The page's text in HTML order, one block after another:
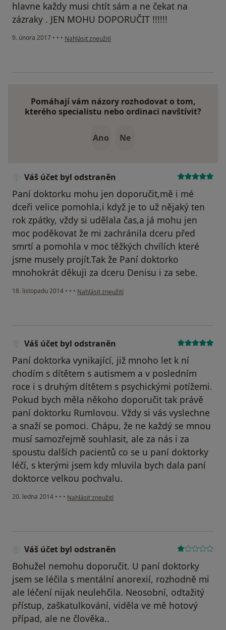
hlavne každy musi chtít sám a ne čekat na
zázraky . JEN MOHU DOPORUČIT !!!!!!
9. února 2017 • • • podle názoru uživatele Váš účet byl odstraněn
Nahlásit zneužití
Pomáhají vám názory rozhodovat o tom,
kterého specialistu nebo ordinaci navštívit?
Ano Ne
Váš účet byl odstraněn
Paní doktorku mohu jen doporučit,mě i mé
dceři velice pomohla,i když je to už nějaký ten
rok zpátky, vždy si udělala čas,a já mohu jen
moc poděkovat že mi zachránila dceru před
smrtí a pomohla v moc těžkých chvílích které
jsme musely projít.Tak že Paní doktorko
mnohokrát děkuji za dceru Denisu i za sebe.
18. listopadu 2014 • • • podle názoru uživatele Váš účet byl odstraněn
Nahlásit zneužití
Váš účet byl odstraněn
Paní doktorka vynikající, již mnoho let k ní
chodím s dítětem s autismem a v posledním
roce i s druhým dítětem s psychickými potížemi.
Pokud bych měla někoho doporučit tak právě
paní doktorku Rumlovou. Vždy si vás vyslechne
a snaží se pomoci. Chápu, že ne každý se mnou
musí samozřejmě souhlasit, ale za nás i za
spoustu dalších pacientů co se u paní doktorky
léčí, s kterými jsem kdy mluvila bych dala paní
doktorce velkou pochvalu.
20. ledna 2014 • • • podle názoru uživatele Váš účet byl odstraněn
Nahlásit zneužití
Váš účet byl odstraněn
Bohužel nemohu doporučit. U paní doktorky
jsem se léčila s mentální anorexií, rozhodně mi
ale léčení nijak neulehčila. Neosobní, odtažitý
přístup, zaškatulkování, viděla ve mě hotový
případ, ale ne člověka..